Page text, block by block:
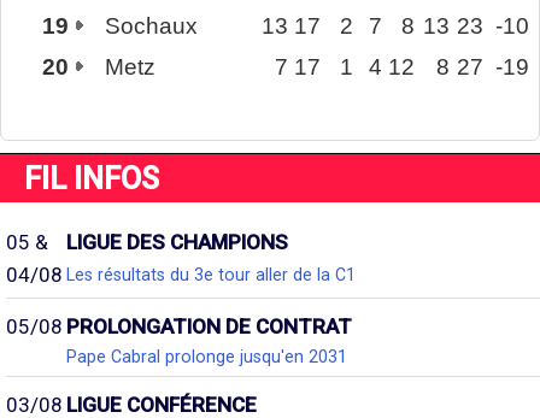
19
Sochaux 13 17 2 7 8 13 23 -10
20
Metz 7 17 1 4 12 8 27 -19
FIL INFOS
05 &
04/08
LIGUE DES CHAMPIONS
Les résultats du 3e tour aller de la C1
05/08 PROLONGATION DE CONTRAT
Pape Cabral prolonge jusqu'en 2031
03/08 LIGUE CONFÉRENCE